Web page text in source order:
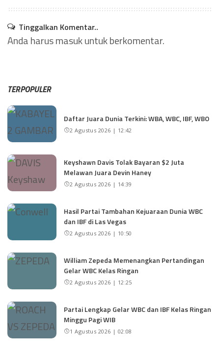
Tinggalkan Komentar..
Anda harusmasukuntuk berkomentar.
TERPOPULER
Daftar Juara Dunia Terkini: WBA, WBC, IBF, WBO
2 Agustus 2026 | 12:42
Keyshawn Davis Tolak Bayaran $2 Juta
Melawan Juara Devin Haney
2 Agustus 2026 | 14:39
Hasil Partai Tambahan Kejuaraan Dunia WBC
dan IBF di Las Vegas
2 Agustus 2026 | 10:50
William Zepeda Memenangkan Pertandingan
Gelar WBC Kelas Ringan
2 Agustus 2026 | 12:25
Partai Lengkap Gelar WBC dan IBF Kelas Ringan
Minggu Pagi WIB
1 Agustus 2026 | 02:08